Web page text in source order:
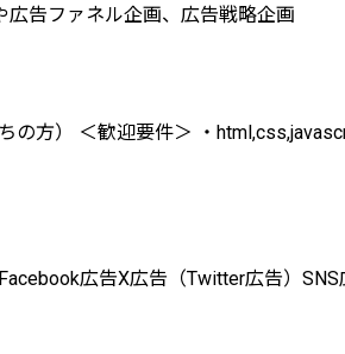
広告ファネル企画、広告戦略企画
方） ＜歓迎要件＞ ・
Facebook広告X広告（Twitter広告） SNS